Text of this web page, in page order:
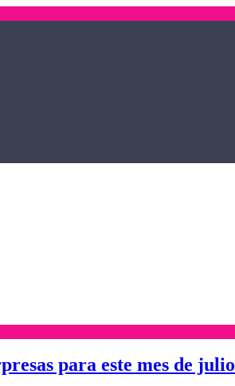
para este mes de julio